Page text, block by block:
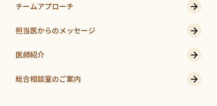
チームアプローチ
担当医からのメッセージ
医師紹介
総合相談室のご案内